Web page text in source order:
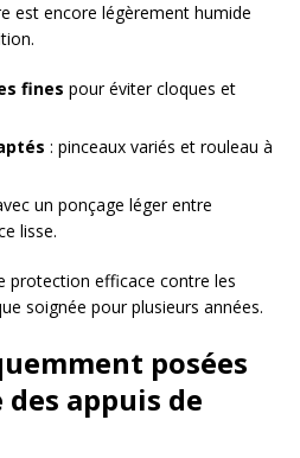
est encore légèrement humide
fines pour éviter cloques et
: pinceaux variés et rouleau à
un ponçage léger entre
lisse.
protection efficace contre les
soignée pour plusieurs années.
posées
appuis de